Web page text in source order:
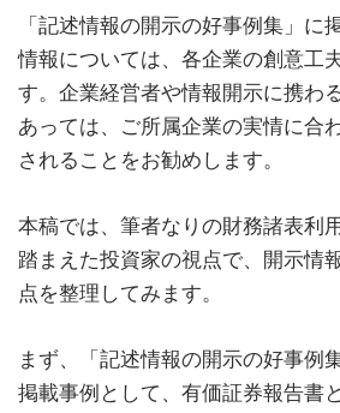
「記述情報の開示の好事例集」に
情報については、各企業の創意工
す。企業経営者や情報開示に携わ
あっては、ご所属企業の実情に合
されることをお勧めします。
本稿では、筆者なりの財務諸表利
踏まえた投資家の視点で、開示情
点を整理してみます。
まず、「記述情報の開示の好事例
掲載事例として、有価証券報告書